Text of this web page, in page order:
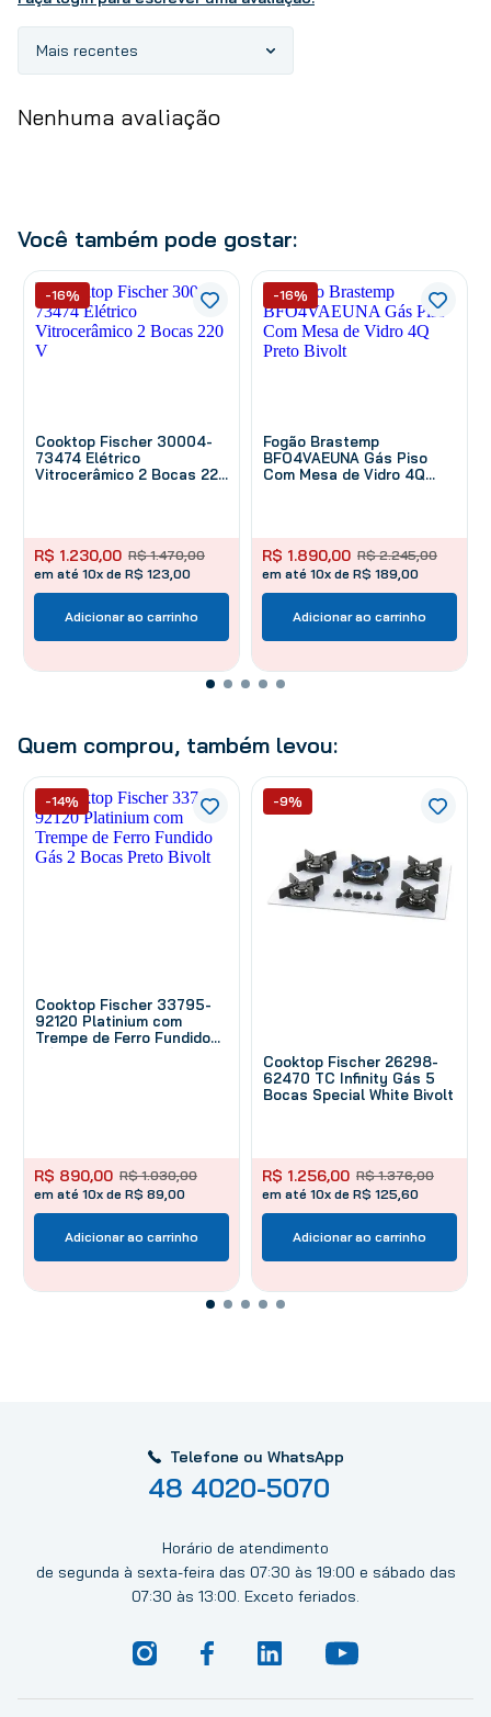
Mais recentes
Nenhuma avaliação
Você também pode gostar:
Cooktop Fischer 30004-
73474 Elétrico
Vitrocerâmico 2 Bocas 220
R$ 1.470,00
R$ 1.230,00
em até 10x de R$ 123,00
-16%
Adicionar ao carrinho
Fogão Brastemp
BFO4VAEUNA Gás Piso
Com Mesa de Vidro 4Q
R$ 2.245,00
R$ 1.890,00
em até 10x de R$ 189,00
-16%
Adicionar ao carrinho
Quem comprou, também levou:
Cooktop Fischer 33795-
92120 Platinium com
Trempe de Ferro Fundido
Gás 2 Bocas Preto Bivolt
R$ 1.030,00
R$ 890,00
em até 10x de R$ 89,00
-14%
Adicionar ao carrinho
Cooktop Fischer 26298-
62470 TC Infinity Gás 5
Bocas Special White Bivolt
R$ 1.376,00
R$ 1.256,00
em até 10x de R$ 125,60
-9%
Adicionar ao carrinho
Telefone ou WhatsApp
48 4020-5070
Horário de atendimento
de segunda à sexta-feira das 07:30 às 19:00 e sábado das
07:30 às 13:00. Exceto feriados.